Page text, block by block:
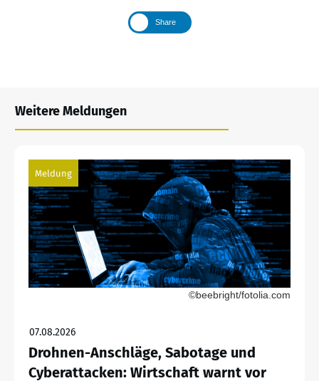
Share
Weitere Meldungen
Meldung
©beebright/fotolia.com
07.08.2026
Drohnen-Anschläge, Sabotage und
Cyberattacken: Wirtschaft warnt vor